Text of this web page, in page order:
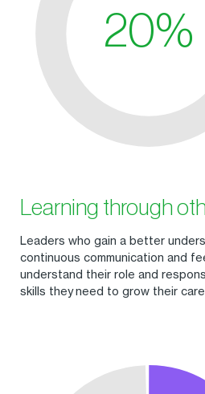
20%
Learning through
Leaders who gain a better
continuous communication and
understand their role and
skills they need to grow their